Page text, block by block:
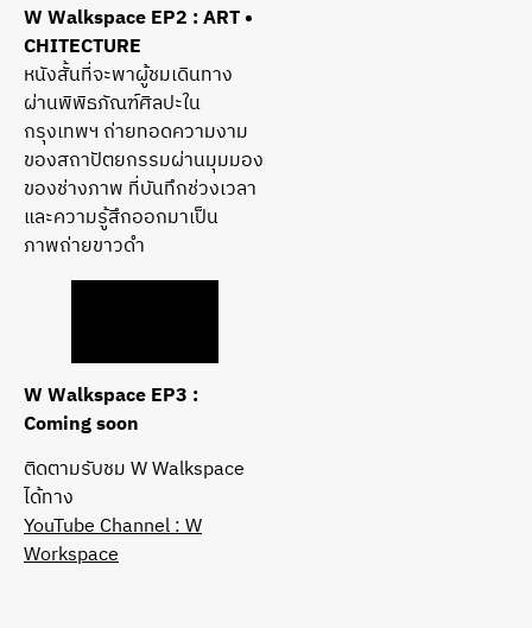
W Walkspace EP2 : ART •
CHITECTURE
หนังสั้นที่จะพาผู้ชมเดินทาง
ผ่านพิพิธภัณฑ์ศิลปะใน
กรุงเทพฯ ถ่ายทอดความงาม
ของสถาปัตยกรรมผ่านมุมมอง
ของช่างภาพ ที่บันทึกช่วงเวลา
และความรู้สึกออกมาเป็น
ภาพถ่ายขาวดำ
W Walkspace EP3 :
Coming soon
ติดตามรับชม W Walkspace
ได้ทาง
YouTube Channel : W
Workspace